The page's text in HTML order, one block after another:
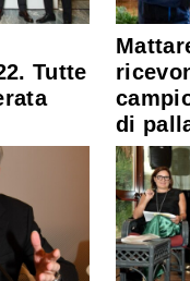
Tutte
di